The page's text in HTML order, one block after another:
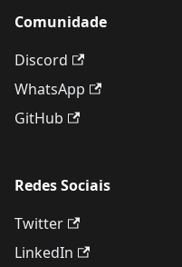
Comunidade
Discord
WhatsApp
GitHub
Redes Sociais
Twitter
LinkedIn